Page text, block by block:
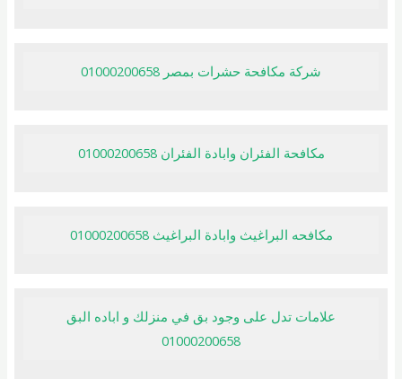
شركة مكافحة حشرات بمصر 01000200658
مكافحة الفئران وابادة الفئران 01000200658
مكافحه البراغيث وابادة البراغيث 01000200658
علامات تدل على وجود بق في منزلك و اباده البق
01000200658